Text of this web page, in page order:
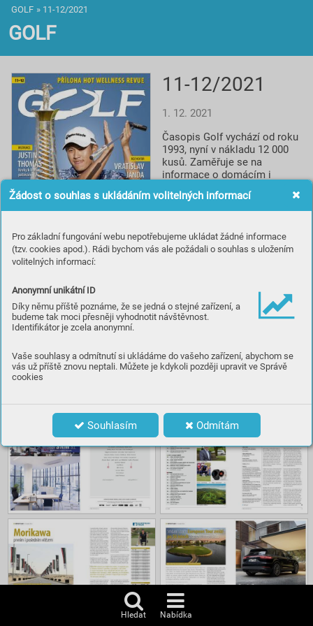
Žádost o souhlas s ukládáním volitelných informací
Pro základní fungování webu nepotřebujeme ukládat žádné informace
(tzv. cookies apod.). Rádi bychom vás ale požádali o souhlas s uložením
volitelných informací:
Anonymní unikátní ID
Díky němu příště poznáme, že se jedná o stejné zařízení, a
budeme tak moci přesněji vyhodnotit návštěvnost.
Identifikátor je zcela anonymní.
Vaše souhlasy a odmítnutí si ukládáme do vašeho zařízení, abychom se
vás už příště znovu neptali. Můžete je kdykoli později upravit ve Správě
cookies
Souhlasím Odmítám
11-12/2021
1. 12. 2021
Časopis Golf vychází od roku
1993, nyní v nákladu 12 000
kusů. Zaměřuje se na
informace o domácím i
rozhovory a profily, testy
vybavení, informace o
golfem. Spolupracuje s
prestižním britským titulem
asociace.
Obsah
GOLF » 11-12/2021
GOLF
Hledat Nabídka